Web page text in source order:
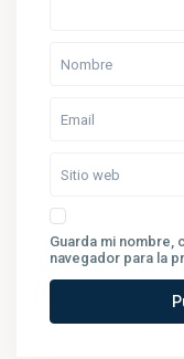
Guarda mi
navegador para la